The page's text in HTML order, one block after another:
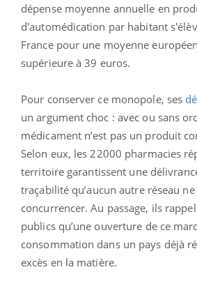
dépense moyenne annuelle en
d'automédication par habitant
France pour une moyenne
supérieure à 39 euros.
Pour conserver ce monopole, ses
un argument choc : avec ou sans
médicament n’est pas un produit
Selon eux, les 22000 pharmacies
territoire garantissent une
traçabilité qu’aucun autre réseau
concurrencer. Au passage, ils
publics qu’une ouverture de ce
consommation dans un pays déjà
excès en la matière.